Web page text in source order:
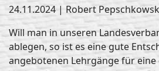
24.11.2024 | Robert
Will man in unseren
ablegen, so ist es eine gute
angebotenen Lehrgänge für